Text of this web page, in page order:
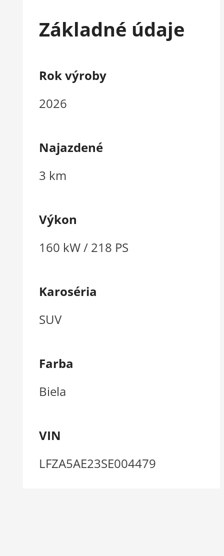
Základné údaje
Rok výroby
2026
Najazdené
3 km
Výkon
160 kW / 218 PS
Karoséria
SUV
Farba
Biela
VIN
LFZA5AE23SE004479